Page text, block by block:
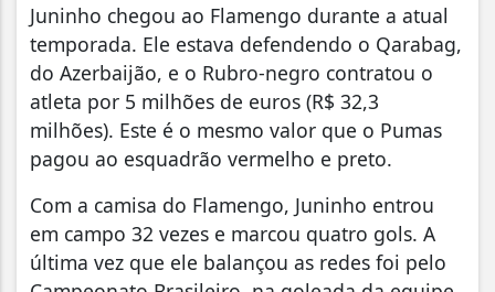
Juninho chegou ao Flamengo durante a atual
temporada. Ele estava defendendo o Qarabag,
do Azerbaijão, e o Rubro-negro contratou o
atleta por 5 milhões de euros (R$ 32,3
milhões). Este é o mesmo valor que o Pumas
pagou ao esquadrão vermelho e preto.
Com a camisa do Flamengo, Juninho entrou
em campo 32 vezes e marcou quatro gols. A
última vez que ele balançou as redes foi pelo